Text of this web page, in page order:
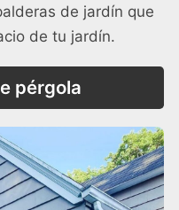
de jardín que
de tu jardín.
pérgola